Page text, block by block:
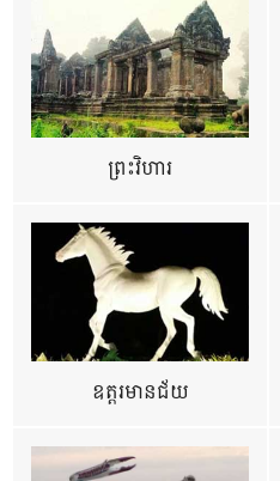
ព្រះវិហារ
ឧត្ដរមានជ័យ